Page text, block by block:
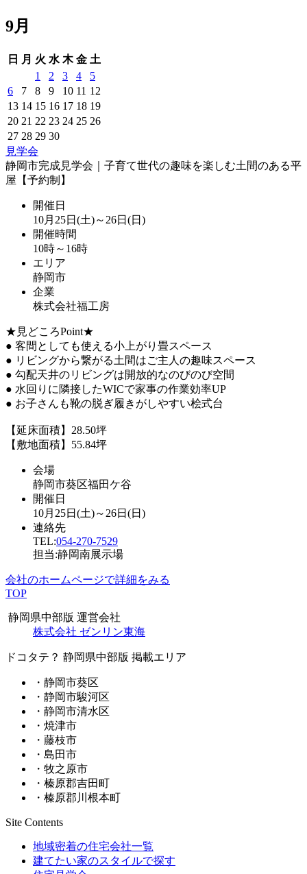
9月
日 月 火 水 木 金 土
1
2 3 4
5
6
7 8 9 10 11 12
13 14 15 16 17 18 19
20 21 22 23 24 25 26
27 28 29 30
見学会
静岡市完成見学会｜子育て世代の趣味を楽しむ土間のある平
屋【予約制】
開催日
10月25日(土)～26日(日)
開催時間
10時～16時
エリア
静岡市
企業
株式会社福工房
★見どころPoint★
● 客間としても使える小上がり畳スペース
● リビングから繋がる土間はご主人の趣味スペース
● 勾配天井のリビングは開放的なのびのび空間
● 水回りに隣接したWICで家事の作業効率UP
● お子さんも靴の脱ぎ履きがしやすい桧式台
【延床面積】28.50坪
【敷地面積】55.84坪
会場
静岡市葵区福田ケ谷
開催日
10月25日(土)～26日(日)
連絡先
TEL:054-270-7529
担当:静岡南展示場
会社のホームページで詳細をみる
TOP
静岡県中部版 運営会社
株式会社 ゼンリン東海
ドコタテ？ 静岡県中部版 掲載エリア
・静岡市葵区
・静岡市駿河区
・静岡市清水区
・焼津市
・藤枝市
・島田市
・牧之原市
・榛原郡吉田町
・榛原郡川根本町
Site Contents
地域密着の住宅会社一覧
建てたい家のスタイルで探す